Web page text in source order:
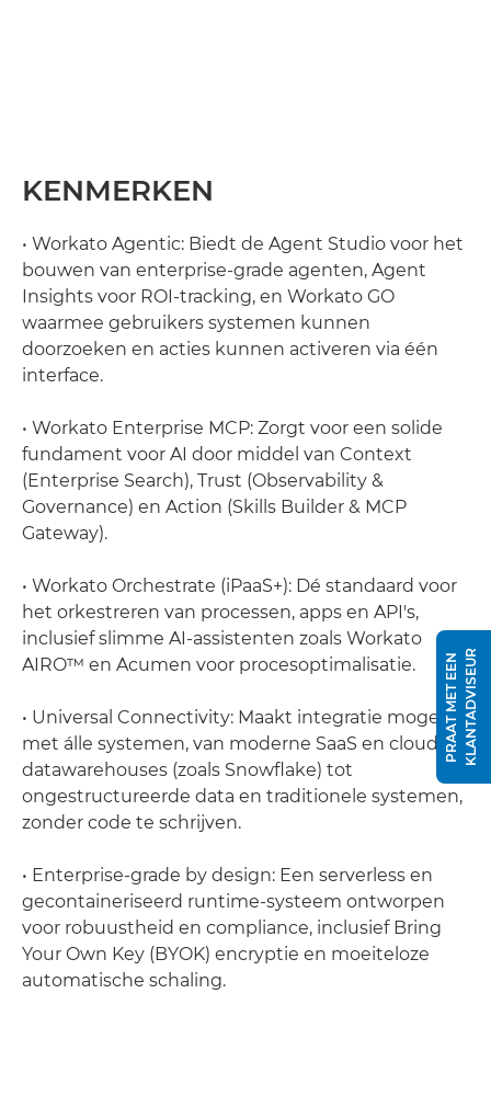
KENMERKEN
• Workato Agentic: Biedt de Agent Studio voor het
bouwen van enterprise-grade agenten, Agent
Insights voor ROI-tracking, en Workato GO
waarmee gebruikers systemen kunnen
doorzoeken en acties kunnen activeren via één
interface.
• Workato Enterprise MCP: Zorgt voor een solide
fundament voor AI door middel van Context
(Enterprise Search), Trust (Observability &
Governance) en Action (Skills Builder & MCP
Gateway).
• Workato Orchestrate (iPaaS+): Dé standaard voor
het orkestreren van processen, apps en API's,
inclusief slimme AI-assistenten zoals Workato
AIRO™ en Acumen voor procesoptimalisatie.
• Universal Connectivity: Maakt integratie mogelijk
met álle systemen, van moderne SaaS en cloud
datawarehouses (zoals Snowflake) tot
ongestructureerde data en traditionele systemen,
zonder code te schrijven.
• Enterprise-grade by design: Een serverless en
gecontaineriseerd runtime-systeem ontworpen
voor robuustheid en compliance, inclusief Bring
Your Own Key (BYOK) encryptie en moeiteloze
automatische schaling.
P
R
A
A
T
M
E
T
E
E
N
K
L
A
N
T
A
D
V
I
S
E
UR